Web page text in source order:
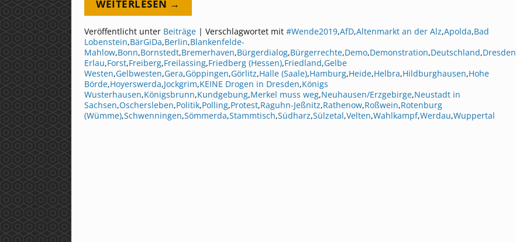
WEITERLESEN →
Veröffentlicht unter Beiträge | Verschlagwortet mit #Wende2019,AfD,Altenmarkt an der Alz,Apolda,Bad
Lobenstein,BärGiDa,Berlin,Blankenfelde-
Mahlow,Bonn,Bornstedt,Bremerhaven,Bürgerdialog,Bürgerrechte,Demo,Demonstration,Deutschland,Dresden
Erlau,Forst,Freiberg,Freilassing,Friedberg (Hessen),Friedland,Gelbe
Westen,Gelbwesten,Gera,Göppingen,Görlitz,Halle (Saale),Hamburg,Heide,Helbra,Hildburghausen,Hohe
Börde,Hoyerswerda,Jockgrim,KEINE Drogen in Dresden,Königs
Wusterhausen,Königsbrunn,Kundgebung,Merkel muss weg,Neuhausen/Erzgebirge,Neustadt in
Sachsen,Oschersleben,Politik,Polling,Protest,Raguhn-Jeßnitz,Rathenow,Roßwein,Rotenburg
(Wümme),Schwenningen,Sömmerda,Stammtisch,Südharz,Sülzetal,Velten,Wahlkampf,Werdau,Wuppertal